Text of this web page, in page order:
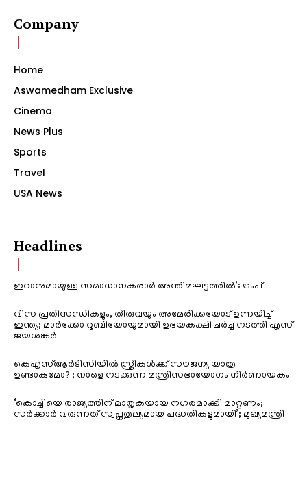
Company
Home
Aswamedham Exclusive
Cinema
News Plus
Sports
Travel
USA News
Headlines
ഇറാനുമായുള്ള സമാധാനകരാർ അന്തിമഘട്ടത്തിൽ‌’: ട്രംപ്
വിസ പ്രതിസന്ധികളും, തീരുവയും അമേരിക്കയോട് ഉന്നയിച്ച്
ഇന്ത്യ; മാർക്കോ റൂബിയോയുമായി ഉഭയകക്ഷി ചർച്ച നടത്തി എസ്
ജയശങ്കർ
കെഎസ്ആർടിസിയിൽ സ്ത്രീകൾക്ക് സൗജന്യ യാത്ര
ഉണ്ടാകുമോ? ; നാളെ നടക്കുന്ന മന്ത്രിസഭായോഗം നിർണായകം
‘കൊച്ചിയെ രാജ്യത്തിന് മാതൃകയായ നഗരമാക്കി മാറ്റണം;
സർക്കാർ വരുന്നത് സ്വപ്നതുല്യമായ പദ്ധതികളുമായി’; മുഖ്യമന്ത്രി